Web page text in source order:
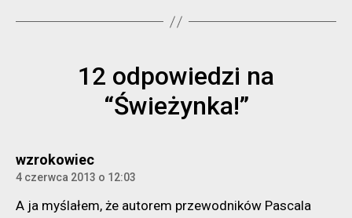
12 odpowiedzi na
“Świeżynka!”
wzrokowieckomentarz:
4 czerwca 2013 o 12:03
A ja myślałem, że autorem przewodników Pascala